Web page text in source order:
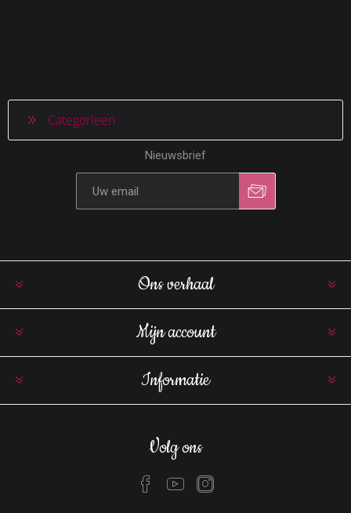
Categorieen
Nieuwsbrief
Ons verhaal
Mijn account
Informatie
Volg ons